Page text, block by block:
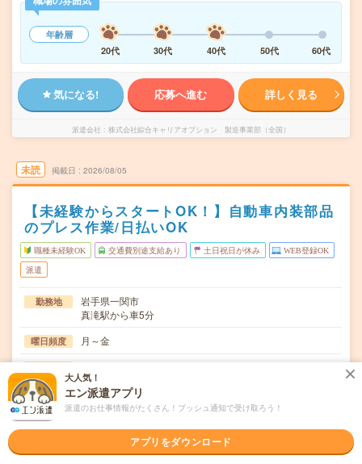
年齢層
20代
30代 40代 50代 60代
気になる! 応募へ進む 詳しく見る
派遣会社 株式会社綜合キャリアオプション 製造事業部（全国）
未読 掲載日 2026/08/05
【未経験からスタートOK！】自動車内装部品
のプレス作業/日払いOK
職種未経験OK 交通費別途支給あり 土日祝日が休み WEB登録OK
派遣
勤務地
岩手県一関市
真滝駅から車5分
曜日頻度 月～金
期間 長期でお仕事できる方、大歓迎！
時給
大人気！
エン派遣アプリ
派遣のお仕事情報がたくさん！プッシュ通知で受け取ろう！
アプリをダウンロード